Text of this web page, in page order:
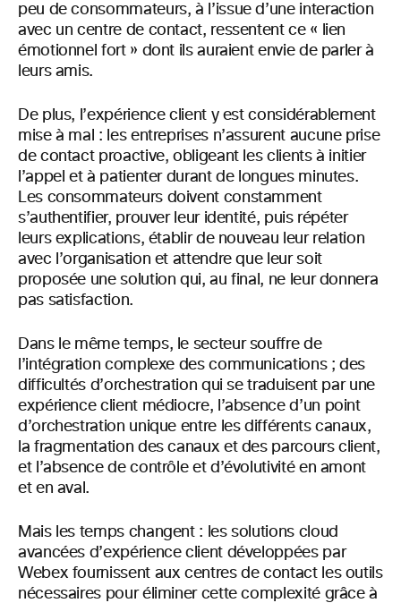
peu de consommateurs, à l’issue d’une interaction
avec un centre de contact, ressentent ce « lien
émotionnel fort » dont ils auraient envie de parler à
leurs amis.
De plus, l’expérience client y est considérablement
mise à mal : les entreprises n’assurent aucune prise
de contact proactive, obligeant les clients à initier
l’appel et à patienter durant de longues minutes.
Les consommateurs doivent constamment
s’authentifier, prouver leur identité, puis répéter
leurs explications, établir de nouveau leur relation
avec l’organisation et attendre que leur soit
proposée une solution qui, au final, ne leur donnera
pas satisfaction.
Dans le même temps, le secteur souffre de
l’intégration complexe des communications ; des
difficultés d’orchestration qui se traduisent par une
expérience client médiocre, l’absence d’un point
d’orchestration unique entre les différents canaux,
la fragmentation des canaux et des parcours client,
et l’absence de contrôle et d’évolutivité en amont
et en aval.
Mais les temps changent : les solutions cloud
avancées d’expérience client développées par
Webex fournissent aux centres de contact les outils
nécessaires pour éliminer cette complexité grâce à